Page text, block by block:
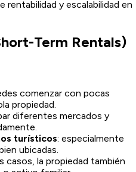
y escalabilidad en
Term Rentals)
comenzar con pocas
propiedad.
diferentes mercados y
turísticos: especialmente
ubicadas.
casos, la propiedad también